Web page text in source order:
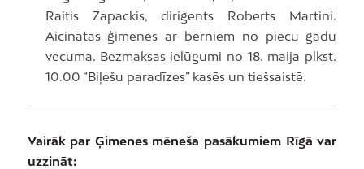
Raitis Zapackis, diriģents Roberts Martini.
Aicinātas ģimenes ar bērniem no piecu gadu
vecuma. Bezmaksas ielūgumi no 18. maija plkst.
10.00 “Biļešu paradīzes” kasēs un tiešsaistē.
Vairāk par Ģimenes mēneša pasākumiem Rīgā var
uzzināt: